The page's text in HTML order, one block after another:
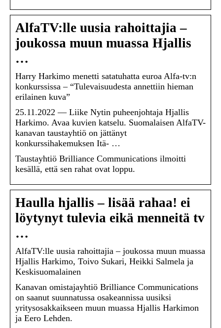
AlfaTV:lle uusia rahoittajia –
joukossa muun muassa Hjallis
…
Harry Harkimo menetti satatuhatta euroa Alfa-tv:n
konkurssissa – “Tulevaisuudesta annettiin hieman
erilainen kuva”
25.11.2022 — Liike Nytin puheenjohtaja Hjallis
Harkimo. Avaa kuvien katselu. Suomalaisen AlfaTV-
kanavan taustayhtiö on jättänyt
konkurssihakemuksen Itä- …
Taustayhtiö Brilliance Communications ilmoitti
kesällä, että sen rahat ovat loppu.
Haulla hjallis – lisää rahaa! ei
löytynyt tulevia eikä menneitä tv
…
AlfaTV:lle uusia rahoittajia – joukossa muun muassa
Hjallis Harkimo, Toivo Sukari, Heikki Salmela ja
Keskisuomalainen
Kanavan omistajayhtiö Brilliance Communications
on saanut suunnatussa osakeannissa uusiksi
yritysosakkaikseen muun muassa Hjallis Harkimon
ja Eero Lehden.